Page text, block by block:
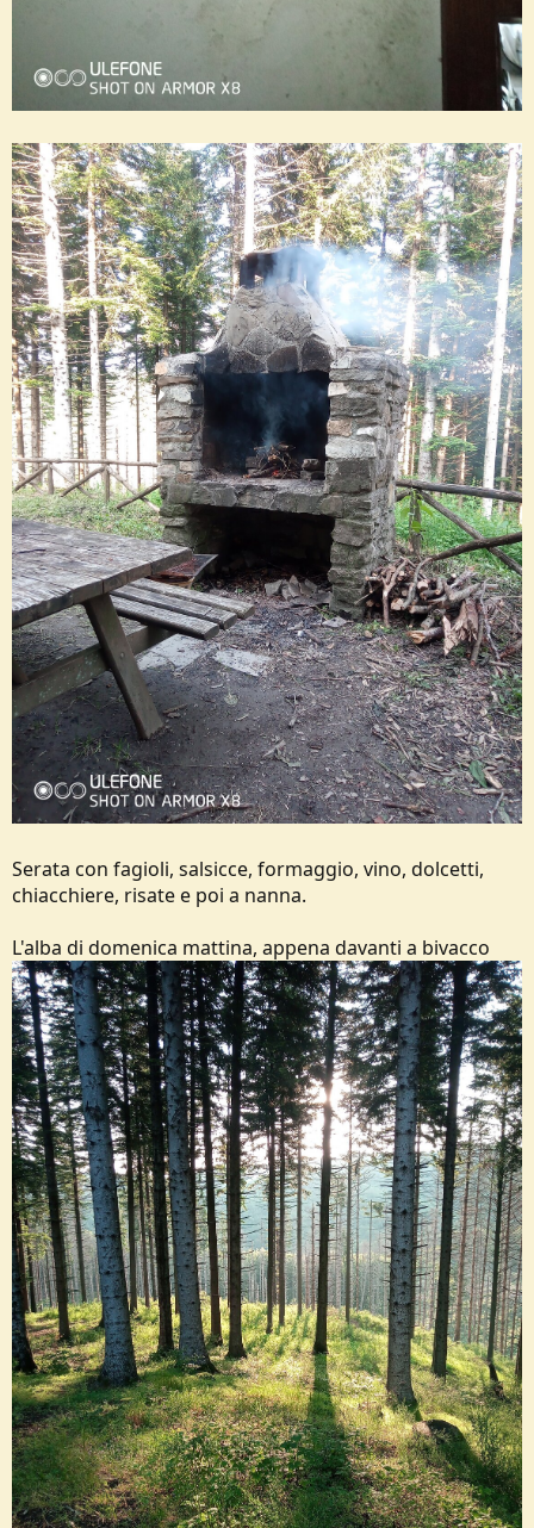
Serata con fagioli, salsicce, formaggio, vino, dolcetti,
chiacchiere, risate e poi a nanna.
L'alba di domenica mattina, appena davanti a bivacco